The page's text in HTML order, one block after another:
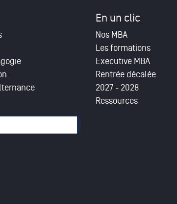
de recherche
En un clic
Nos MBA
Les formations
Executive MBA
Rentrée décalée
2027 - 2028
Ressources